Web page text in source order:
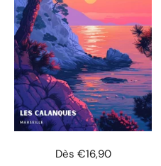
Dès €16,90